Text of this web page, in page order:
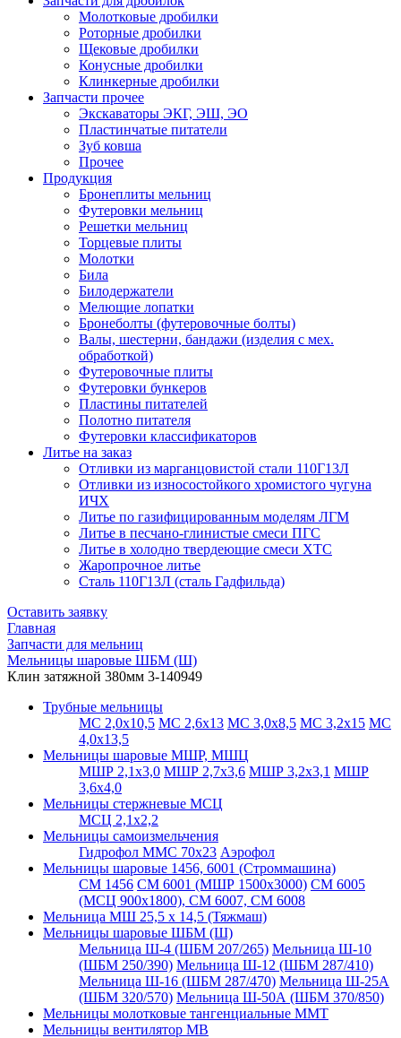
Молотковые дробилки
Роторные дробилки
Щековые дробилки
Конусные дробилки
Клинкерные дробилки
Запчасти прочее
Экскаваторы ЭКГ, ЭШ, ЭО
Пластинчатые питатели
Зуб ковша
Прочее
Продукция
Бронеплиты мельниц
Футеровки мельниц
Решетки мельниц
Торцевые плиты
Молотки
Била
Билодержатели
Мелющие лопатки
Бронеболты (футеровочные болты)
Валы, шестерни, бандажи (изделия с мех.
обработкой)
Футеровочные плиты
Футеровки бункеров
Пластины питателей
Полотно питателя
Футеровки классификаторов
Литье на заказ
Отливки из марганцовистой стали 110Г13Л
Отливки из износостойкого хромистого чугуна
ИЧХ
Литье по газифицированным моделям ЛГМ
Литье в песчано-глинистые смеси ПГС
Литье в холодно твердеющие смеси ХТС
Жаропрочное литье
Сталь 110Г13Л (сталь Гадфильда)
Оставить заявку
Главная
Запчасти для мельниц
Мельницы шаровые ШБМ (Ш)
Клин затяжной 380мм 3-140949
Трубные мельницы
МС 2,0х10,5 МС 2,6х13 МС 3,0х8,5 МС 3,2х15 МС
4,0х13,5
Мельницы шаровые МШР, МШЦ
МШР 2,1х3,0 МШР 2,7х3,6 МШР 3,2х3,1 МШР
3,6х4,0
Мельницы стержневые МСЦ
МСЦ 2,1х2,2
Мельницы самоизмельчения
Гидрофол ММС 70х23 Аэрофол
Мельницы шаровые 1456, 6001 (Строммашина)
СМ 1456 СМ 6001 (МШР 1500х3000) СМ 6005
(МСЦ 900х1800), СМ 6007, СМ 6008
Мельница МШ 25,5 х 14,5 (Тяжмаш)
Мельницы шаровые ШБМ (Ш)
Мельница Ш-4 (ШБМ 207/265) Мельница Ш-10
(ШБМ 250/390) Мельница Ш-12 (ШБМ 287/410)
Мельница Ш-16 (ШБМ 287/470) Мельница Ш-25А
(ШБМ 320/570) Мельница Ш-50А (ШБМ 370/850)
Мельницы молотковые тангенциальные ММТ
Мельницы вентилятор МВ